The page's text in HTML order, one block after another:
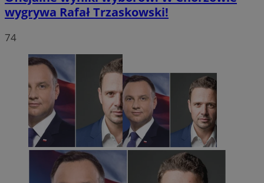
wygrywa Rafał Trzaskowski!
74